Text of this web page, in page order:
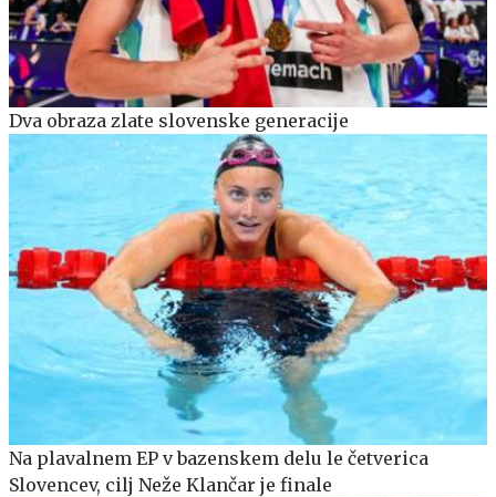
Dva obraza zlate slovenske generacije
Na plavalnem EP v bazenskem delu le četverica
Slovencev, cilj Neže Klančar je finale